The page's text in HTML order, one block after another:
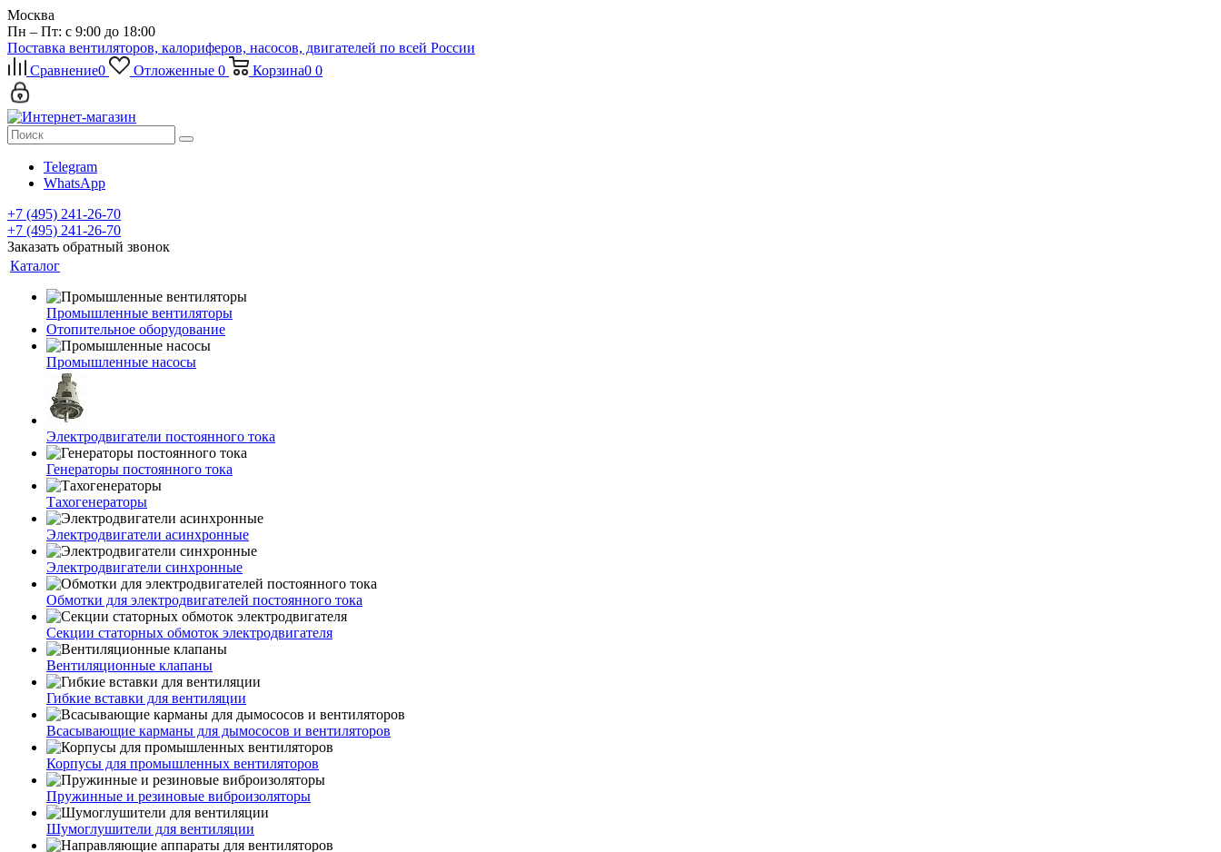
Москва
Пн – Пт: с 9:00 до 18:00
Поставка вентиляторов, калориферов, насосов, двигателей по всей России
Сравнение0 Отложенные 0 Корзина0 0
Telegram
WhatsApp
+7 (495) 241-26-70
+7 (495) 241-26-70
Заказать обратный звонок
Каталог
Промышленные вентиляторы
Отопительное оборудование
Промышленные насосы
Электродвигатели постоянного тока
Генераторы постоянного тока
Тахогенераторы
Электродвигатели асинхронные
Электродвигатели синхронные
Обмотки для электродвигателей постоянного тока
Секции статорных обмоток электродвигателя
Вентиляционные клапаны
Гибкие вставки для вентиляции
Всасывающие карманы для дымососов и вентиляторов
Корпусы для промышленных вентиляторов
Пружинные и резиновые виброизоляторы
Шумоглушители для вентиляции